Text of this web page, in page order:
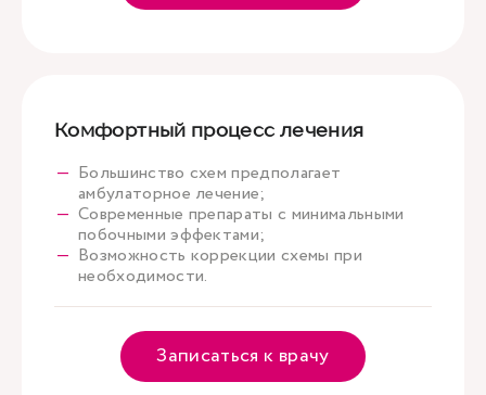
Комфортный процесс лечения
Большинство схем предполагает
амбулаторное лечение;
Современные препараты с минимальными
побочными эффектами;
Возможность коррекции схемы при
необходимости.
Записаться к врачу